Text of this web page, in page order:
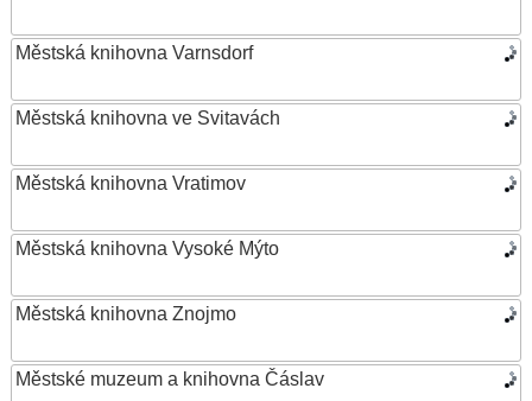
Městská knihovna Varnsdorf
Městská knihovna ve Svitavách
Městská knihovna Vratimov
Městská knihovna Vysoké Mýto
Městská knihovna Znojmo
Městské muzeum a knihovna Čáslav